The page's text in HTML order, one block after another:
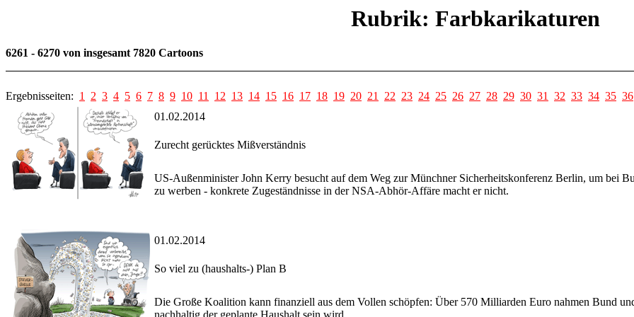
Rubrik: Farbkarikaturen
6261 - 6270 von insgesamt 7820 Cartoons
Ergebnisseiten: 1 2 3 4 5 6 7 8 9 10 11 12 13 14 15 16 17 18 19 20 21 22 23 24 25 26 27 28 29 30 31 32 33 34 35 36
01.02.2014
Zurecht gerücktes Mißverständnis
US-Außenminister John Kerry besucht auf dem Weg zur Münchner Sicherheitskonferenz Berlin, um bei
zu werben - konkrete Zugeständnisse in der NSA-Abhör-Affäre macht er nicht.
01.02.2014
So viel zu (haushalts-) Plan B
Die Große Koalition kann finanziell aus dem Vollen schöpfen: Über 570 Milliarden Euro nahmen Bund